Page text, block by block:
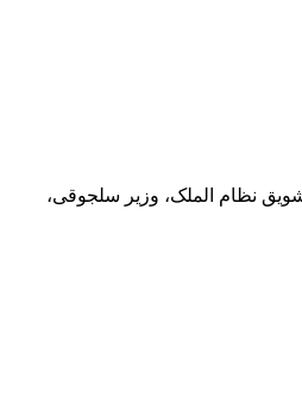
یا زیگ، کتابی باشد که منجمان احوال و حرکات افلاک و کواکب را از آن معلوم کنند) این کتاب محاسبات نجومی است که درسال 467 به تشویق نظام الملک، وزیر سلجوقی،